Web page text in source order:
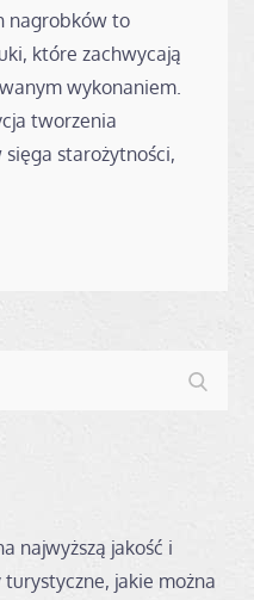
nagrobków to
które zachwycają
wykonaniem.
tworzenia
starożytności,
najwyższą jakość i
jakie można